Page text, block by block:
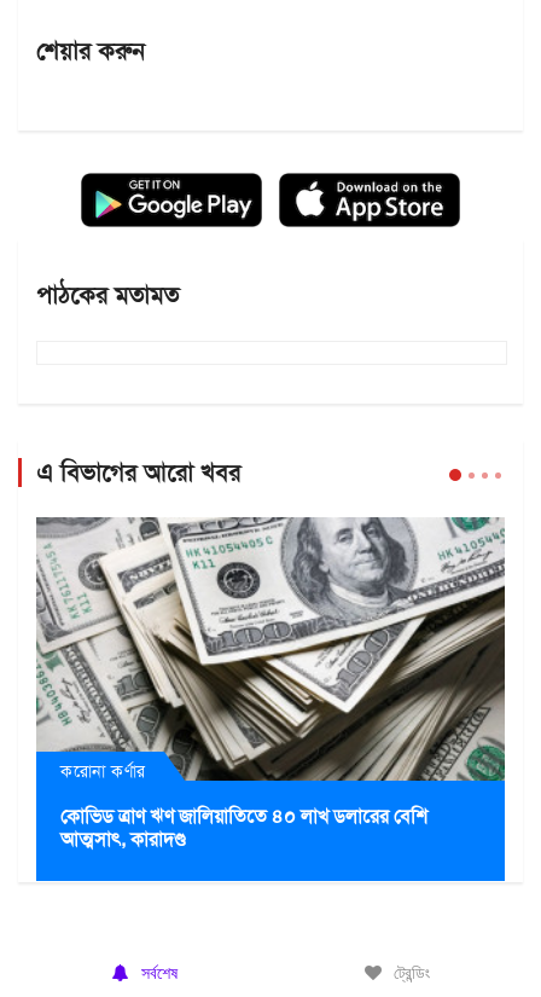
শেয়ার করুন
পাঠকের মতামত
এ বিভাগের আরো খবর
করোনা কর্ণার
কোভিড ত্রাণ ঋণ জালিয়াতিতে ৪০ লাখ ডলারের বেশি
আত্মসাৎ, কারাদণ্ড
সর্বশেষ ট্রেন্ডিং